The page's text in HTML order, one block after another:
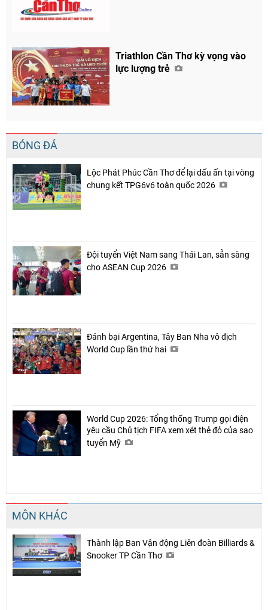
Triathlon Cần Thơ kỳ vọng vào
lực lượng trẻ
BÓNG ĐÁ
Lộc Phát Phúc Cần Thơ để lại dấu ấn tại vòng
chung kết TPG6v6 toàn quốc 2026
Đội tuyển Việt Nam sang Thái Lan, sẵn sàng
cho ASEAN Cup 2026
Đánh bại Argentina, Tây Ban Nha vô địch
World Cup lần thứ hai
World Cup 2026: Tổng thống Trump gọi điện
yêu cầu Chủ tịch FIFA xem xét thẻ đỏ của sao
tuyển Mỹ
MÔN KHÁC
Thành lập Ban Vận động Liên đoàn Billiards &
Snooker TP Cần Thơ